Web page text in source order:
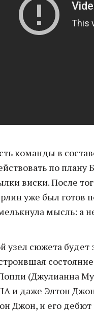
команды в
по плану
виски. После
уже был готов
мысль: а
узел сюжета будет
(Джулианна
и даже Элтон
Джон, и его дебют